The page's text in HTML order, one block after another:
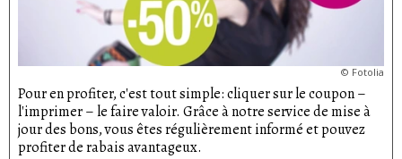
© Fotolia
Pour en profiter, c'est tout simple: cliquer sur le coupon –
l'imprimer – le faire valoir. Grâce à notre service de mise à
jour des bons, vous êtes régulièrement informé et pouvez
profiter de rabais avantageux.